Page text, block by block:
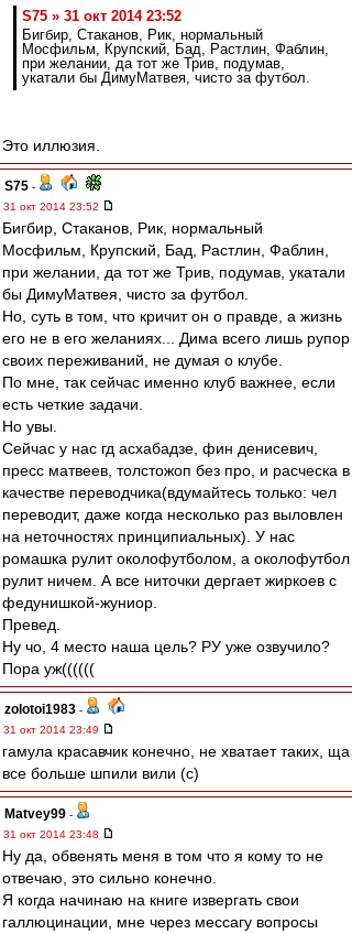
S75 » 31 окт 2014 23:52
Бигбир, Стаканов, Рик, нормальный
Мосфильм, Крупский, Бад, Растлин, Фаблин,
при желании, да тот же Трив, подумав,
укатали бы ДимуМатвея, чисто за футбол.
Это иллюзия.
S75 -
31 окт 2014 23:52
Бигбир, Стаканов, Рик, нормальный
Мосфильм, Крупский, Бад, Растлин, Фаблин,
при желании, да тот же Трив, подумав, укатали
бы ДимуМатвея, чисто за футбол.
Но, суть в том, что кричит он о правде, а жизнь
его не в его желаниях... Дима всего лишь рупор
своих переживаний, не думая о клубе.
По мне, так сейчас именно клуб важнее, если
есть четкие задачи.
Но увы.
Сейчас у нас гд асхабадзе, фин денисевич,
пресс матвеев, толстожоп без про, и расческа в
качестве переводчика(вдумайтесь только: чел
переводит, даже когда несколько раз выловлен
на неточностях принципиальных). У нас
ромашка рулит околофутболом, а околофутбол
рулит ничем. А все ниточки дергает жиркоев с
федунишкой-жуниор.
Превед.
Ну чо, 4 место наша цель? РУ уже озвучило?
Пора уж((((((
zolotoi1983 -
31 окт 2014 23:49
гамула красавчик конечно, не хватает таких, ща
все больше шпили вили (с)
Matvey99 -
31 окт 2014 23:48
Ну да, обвенять меня в том что я кому то не
отвечаю, это сильно конечно.
Я когда начинаю на книге извергать свои
галлюцинации, мне через мессагу вопросы